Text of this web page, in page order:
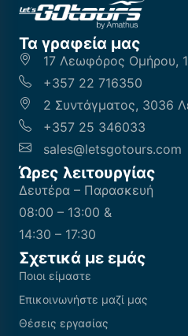
Τα γραφεία μας
17 Λεωφόρος Ομήρου,
+357 22 716350
2 Συντάγματος, 3036
+357 25 346033
sales@letsgotours.com
Ώρες λειτουργίας
Δευτέρα – Παρασκευή
08:00 – 13:00 &
14:30 – 17:30
Σχετικά με εμάς
Ποιοι είμαστε
Επικοινωνήστε μαζί μας
Θέσεις εργασίας